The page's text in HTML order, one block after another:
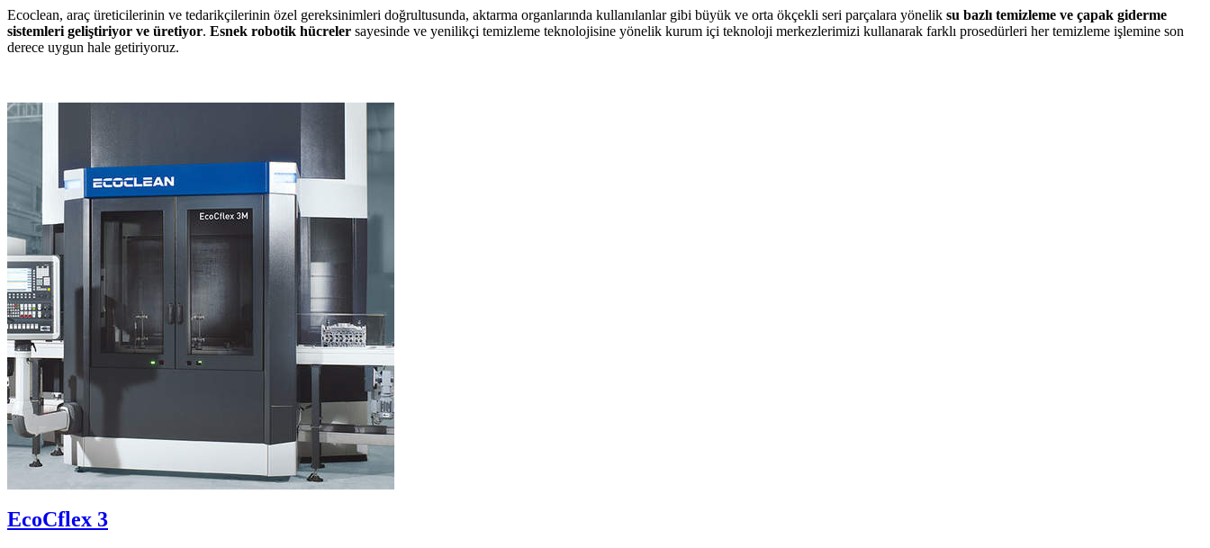
Ecoclean, araç üreticilerinin ve tedarikçilerinin özel gereksinimleri doğrultusunda, aktarma organlarında kullanılanlar gibi büyük ve orta ökçekli seri parçalara yönelik su bazlı temizleme ve çapak giderme
sistemleri geliştiriyor ve üretiyor. Esnek robotik hücreler sayesinde ve yenilikçi temizleme teknolojisine yönelik kurum içi teknoloji merkezlerimizi kullanarak farklı prosedürleri her temizleme işlemine son
derece uygun hale getiriyoruz.
EcoCflex 3